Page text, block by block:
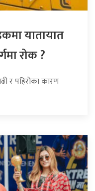
यातायात
रोक ?
र पहिरोका कारण